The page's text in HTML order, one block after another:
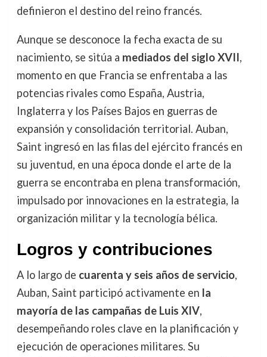
definieron el destino del reino francés.
Aunque se desconoce la fecha exacta de su
nacimiento, se sitúa a mediados del siglo XVII,
momento en que Francia se enfrentaba a las
potencias rivales como España, Austria,
Inglaterra y los Países Bajos en guerras de
expansión y consolidación territorial. Auban,
Saint ingresó en las filas del ejército francés en
su juventud, en una época donde el arte de la
guerra se encontraba en plena transformación,
impulsado por innovaciones en la estrategia, la
organización militar y la tecnología bélica.
Logros y contribuciones
A lo largo de cuarenta y seis años de servicio,
Auban, Saint participó activamente en la
mayoría de las campañas de Luis XIV,
desempeñando roles clave en la planificación y
ejecución de operaciones militares. Su